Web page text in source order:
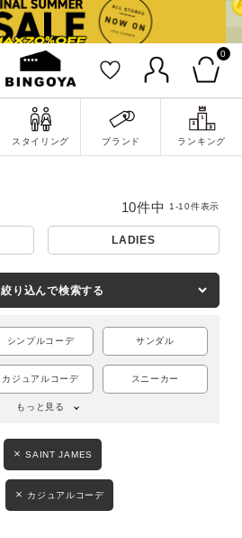
0
スタイリング ブランド ランキング
LADIES
絞り込んで検索する
シンプルコーデ サンダル
カジュアルコーデ スニーカー
もっと見る
SAINT JAMES
カジュアルコーデ
10件中 1-10件表示